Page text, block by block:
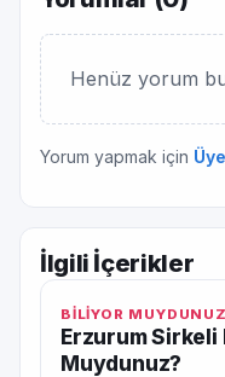
Henüz yorum
Yorum yapmak için
İlgili İçerikler
BİLİYOR
Erzurum Sirkeli
Muydunuz?